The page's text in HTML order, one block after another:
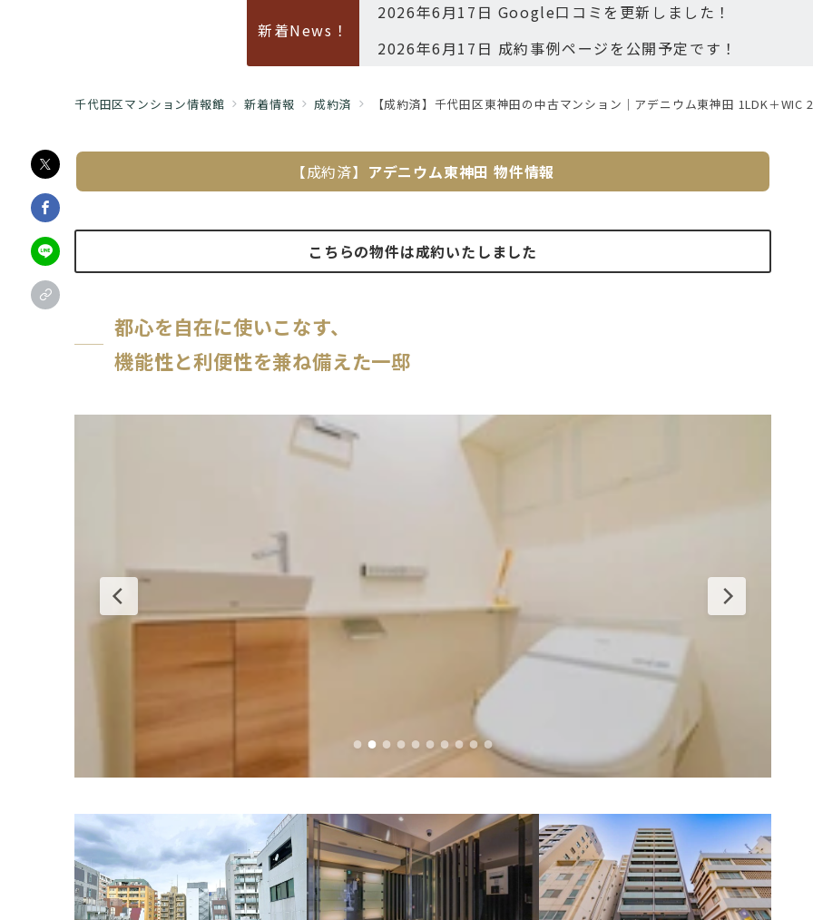
新着News！
2026年6月17日 Google口コミを更新しました！
2026年6月17日 成約事例ページを公開予定です！
千代田区マンション情報館 新着情報 成約済 【成約済】千代田区東神田の中古マンション｜アデニウム東神田 1LDK＋WIC
【成約済】 アデニウム東神田 物件情報
こちらの物件は成約いたしました
都心を自在に使いこなす、
機能性と利便性を兼ね備えた一邸